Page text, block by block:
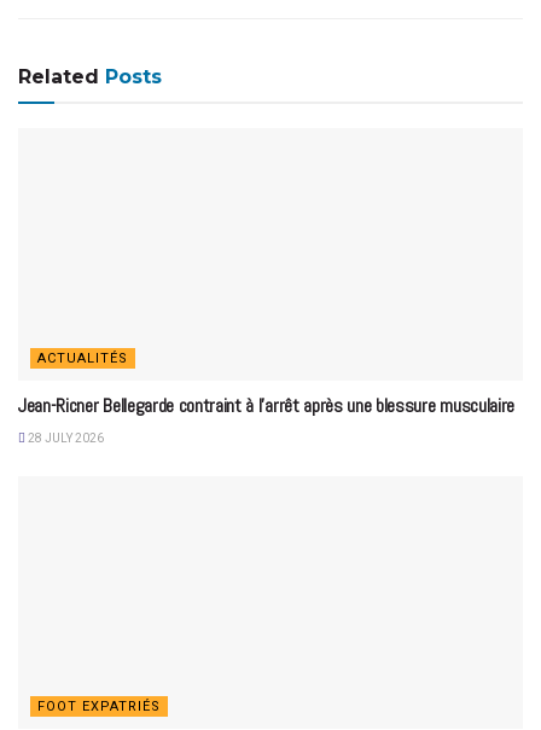
Related Posts
ACTUALITÉS
Jean-Ricner Bellegarde contraint à l’arrêt après une blessure musculaire
28 JULY 2026
FOOT EXPATRIÉS